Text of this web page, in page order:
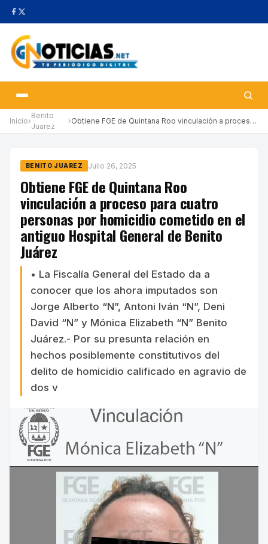
Inicio›
Benito
Juarez
› Obtiene FGE de Quintana Roo vinculación a proceso para cuatro pe…
BENITO JUAREZ Julio 26, 2025
Obtiene FGE de Quintana Roo
vinculación a proceso para cuatro
personas por homicidio cometido en el
antiguo Hospital General de Benito
Juárez
• La Fiscalía General del Estado da a
conocer que los ahora imputados son
Jorge Alberto “N”, Antoni Iván “N”, Deni
David “N” y Mónica Elizabeth “N” Benito
Juárez.- Por su presunta relación en
hechos posiblemente constitutivos del
delito de homicidio calificado en agravio de
dos v